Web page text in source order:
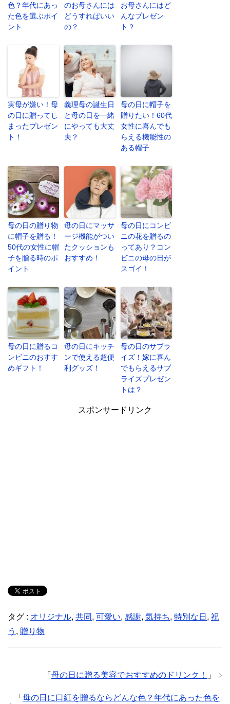
色？年代にあっ
た色を選ぶポイ
ント
のお母さんには
どうすればいい
の？
お母さんにはど
んなプレゼン
ト？
実母が嫌い！母
の日に贈ってし
まったプレゼン
ト！
義理母の誕生日
と母の日を一緒
にやっても大丈
夫？
母の日に帽子を
贈りたい！60代
女性に喜んでも
らえる機能性の
ある帽子
母の日の贈り物
に帽子を贈る！
50代の女性に帽
子を贈る時のポ
イント
母の日にマッサ
ージ機能がつい
たクッションも
おすすめ！
母の日にコンビ
ニの花を贈るの
ってあり？コン
ビニの母の日が
スゴイ！
母の日に贈るコ
ンビニのおすす
めギフト！
母の日にキッチ
ンで使える超便
利グッズ！
母の日のサプラ
イズ！嫁に喜ん
でもらえるサプ
ライズプレゼン
トは？
スポンサードリンク
タグ : オリジナル, 共同 , 可愛い, 感謝, 気持ち, 特別な日 , 祝
う , 贈り物
「 母の日に贈る美容でおすすめのドリンク！ 」
「 母の日に口紅を贈るならどんな色？年代にあった色を